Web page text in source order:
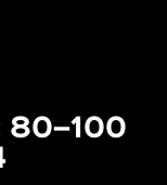
80–100